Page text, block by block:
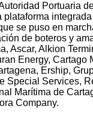
Portuaria
plataforma
se puso en
de boteros y
Ascar, Alkion
Energy,
Ership,
Special Services,
Marítima de
Company.